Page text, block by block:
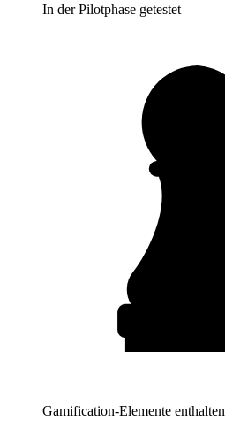
In der Pilotphase getestet
Gamification-Elemente enthalten